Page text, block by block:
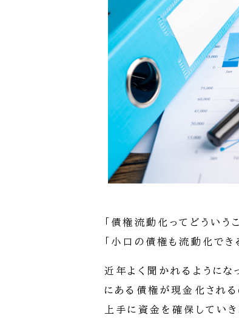
「債権流動化ってどういうこ
「小口の債権も流動化でき
近年よく聞かれるようにな
にある債権が現金化され
上手に資金を確保していき